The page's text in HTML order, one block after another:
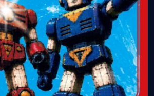
ทีวีออนไลน์
แนะนำรายการทีวี
อนิเมะ
ตารางออกอากาศอนิ
เมะ (คืนนี้)
ตารางออกอากาศอนิ
เมะ